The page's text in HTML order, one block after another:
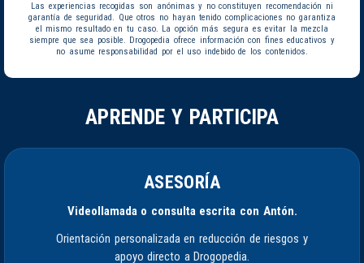
Las experiencias recogidas son anónimas y no constituyen recomendación ni
garantía de seguridad. Que otros no hayan tenido complicaciones no garantiza
el mismo resultado en tu caso. La opción más segura es evitar la mezcla
siempre que sea posible. Drogopedia ofrece información con fines educativos y
no asume responsabilidad por el uso indebido de los contenidos.
APRENDE Y PARTICIPA
ASESORÍA
Videollamada o consulta escrita con Antón.
Orientación personalizada en reducción de riesgos y
apoyo directo a Drogopedia.